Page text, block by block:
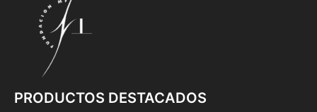
PRODUCTOS DESTACADOS